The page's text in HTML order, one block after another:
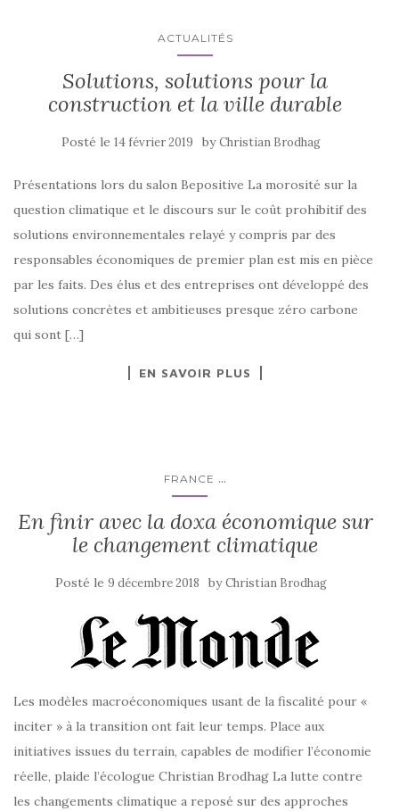
ACTUALITÉS
Solutions, solutions pour la
construction et la ville durable
Posté le 14 février 2019 byChristian Brodhag
Présentations lors du salon Bepositive La morosité sur la
question climatique et le discours sur le coût prohibitif des
solutions environnementales relayé y compris par des
responsables économiques de premier plan est mis en pièce
par les faits. Des élus et des entreprises ont développé des
solutions concrètes et ambitieuses presque zéro carbone
qui sont […]
EN SAVOIR PLUS
FRANCE ...
En finir avec la doxa économique sur
le changement climatique
Posté le 9 décembre 2018 byChristian Brodhag
Les modèles macroéconomiques usant de la fiscalité pour «
inciter » à la transition ont fait leur temps. Place aux
initiatives issues du terrain, capables de modifier l’économie
réelle, plaide l’écologue Christian Brodhag La lutte contre
les changements climatique a reposé sur des approches